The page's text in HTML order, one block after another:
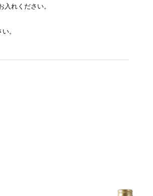
入れください。
。